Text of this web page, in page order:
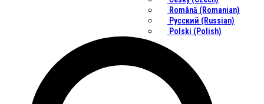
Română (Romanian)
Русский (Russian)
Polski (Polish)